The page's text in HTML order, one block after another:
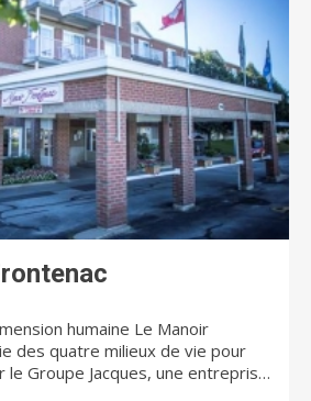
humaine Le Manoir
des quatre milieux de vie pour
Groupe Jacques, une entreprise